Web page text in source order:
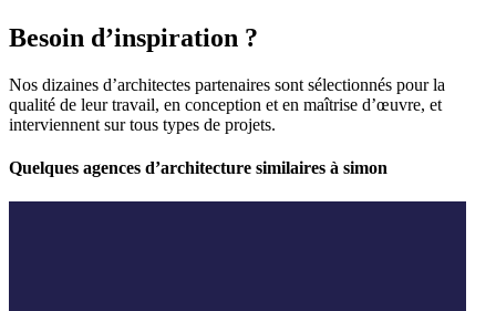
Besoin d’inspiration ?
Nos dizaines d’architectes partenaires sont sélectionnés pour la
qualité de leur travail, en conception et en maîtrise d’œuvre, et
interviennent sur tous types de projets.
Quelques agences d’architecture similaires à simon